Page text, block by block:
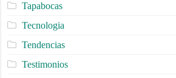
Tapabocas
Tecnologia
Tendencias
Testimonios